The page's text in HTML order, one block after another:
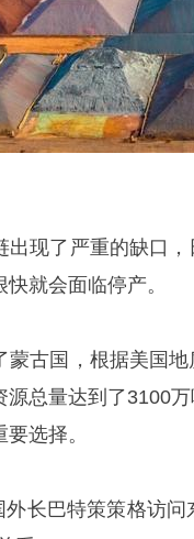
出现了严重的缺口
就会面临停产。
蒙古国，根据美国
源总量达到了3100
选择。
长巴特策策格访